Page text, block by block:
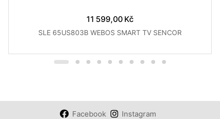
11 599,00 Kč
SLE 65US803B WEBOS SMART TV SENCOR
Facebook Instagram